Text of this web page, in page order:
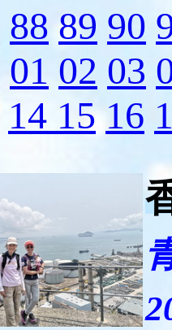
88 89 90
01 02 03
14 15 16